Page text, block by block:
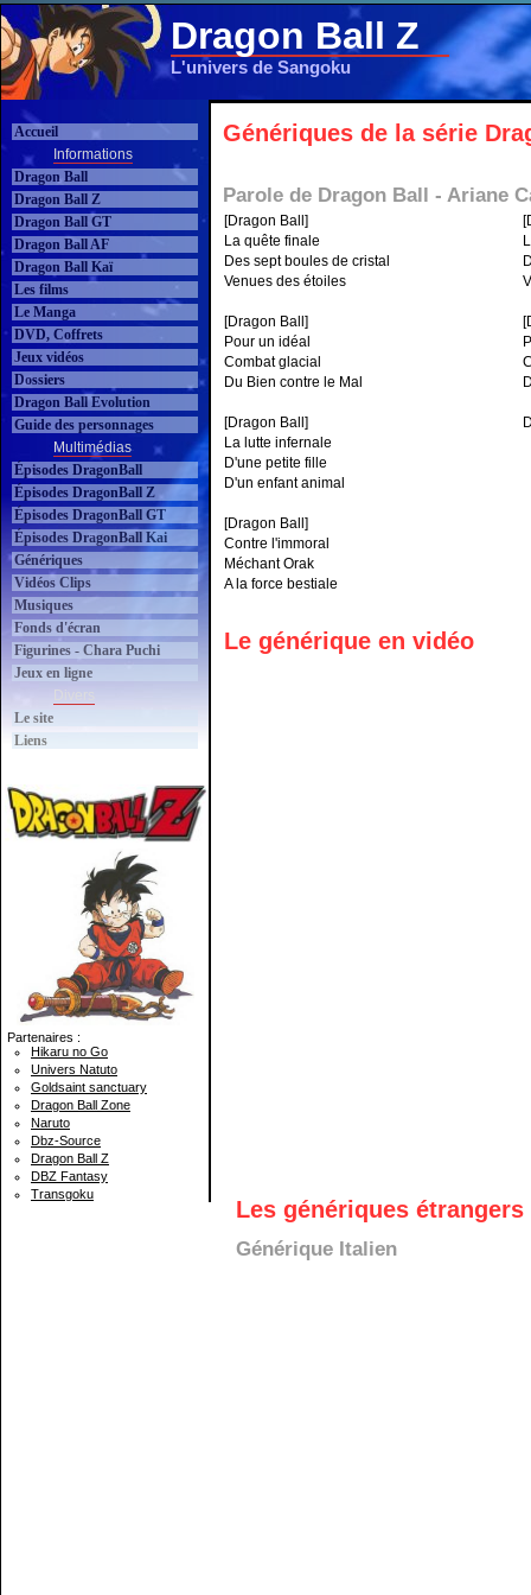
Dragon Ball Z
L'univers de Sangoku
Accueil
Informations
Dragon Ball
Dragon Ball Z
Dragon Ball GT
Dragon Ball AF
Dragon Ball Kaï
Les films
Le Manga
DVD, Coffrets
Jeux vidéos
Dossiers
Dragon Ball Evolution
Guide des personnages
Multimédias
Épisodes DragonBall
Épisodes DragonBall Z
Épisodes DragonBall GT
Épisodes DragonBall Kai
Génériques
Vidéos Clips
Musiques
Fonds d'écran
Figurines - Chara Puchi
Jeux en ligne
Le site
Liens
Partenaires :
Hikaru no Go
Univers Natuto
Goldsaint sanctuary
Dragon Ball Zone
Naruto
Dbz-Source
Dragon Ball Z
DBZ Fantasy
Transgoku
Génériques de la série
Parole de Dragon Ball - Ariane
[Dragon Ball]
La quête finale
Des sept boules de cristal
Venues des étoiles
[Dragon Ball]
Pour un idéal
Combat glacial
Du Bien contre le Mal
[Dragon Ball]
La lutte infernale
D'une petite fille
D'un enfant animal
[Dragon Ball]
Contre l'immoral
Méchant Orak
A la force bestiale
Le générique en vidéo
Les génériques
Générique Italien